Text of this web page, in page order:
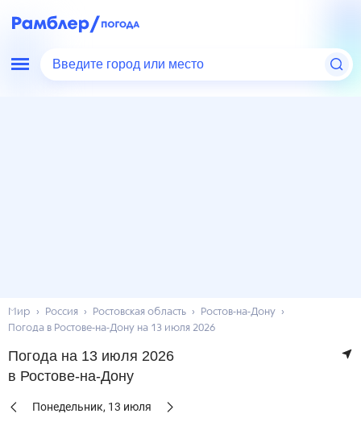
Введите город или место
Мир Россия Ростовская область
Ростов-на-Дону
Погода в Ростове-на-Дону на 13 июля 2026
Погода на 13 июля 2026
в Ростове-на-Дону
Понедельник, 13 июля